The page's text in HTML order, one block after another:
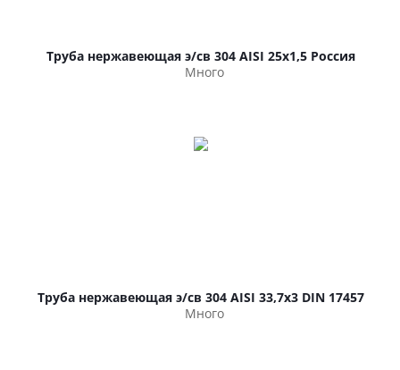
Труба нержавеющая э/св 304 AISI 25х1,5 Россия
Много
Труба нержавеющая э/св 304 AISI 33,7х3 DIN 17457
Много